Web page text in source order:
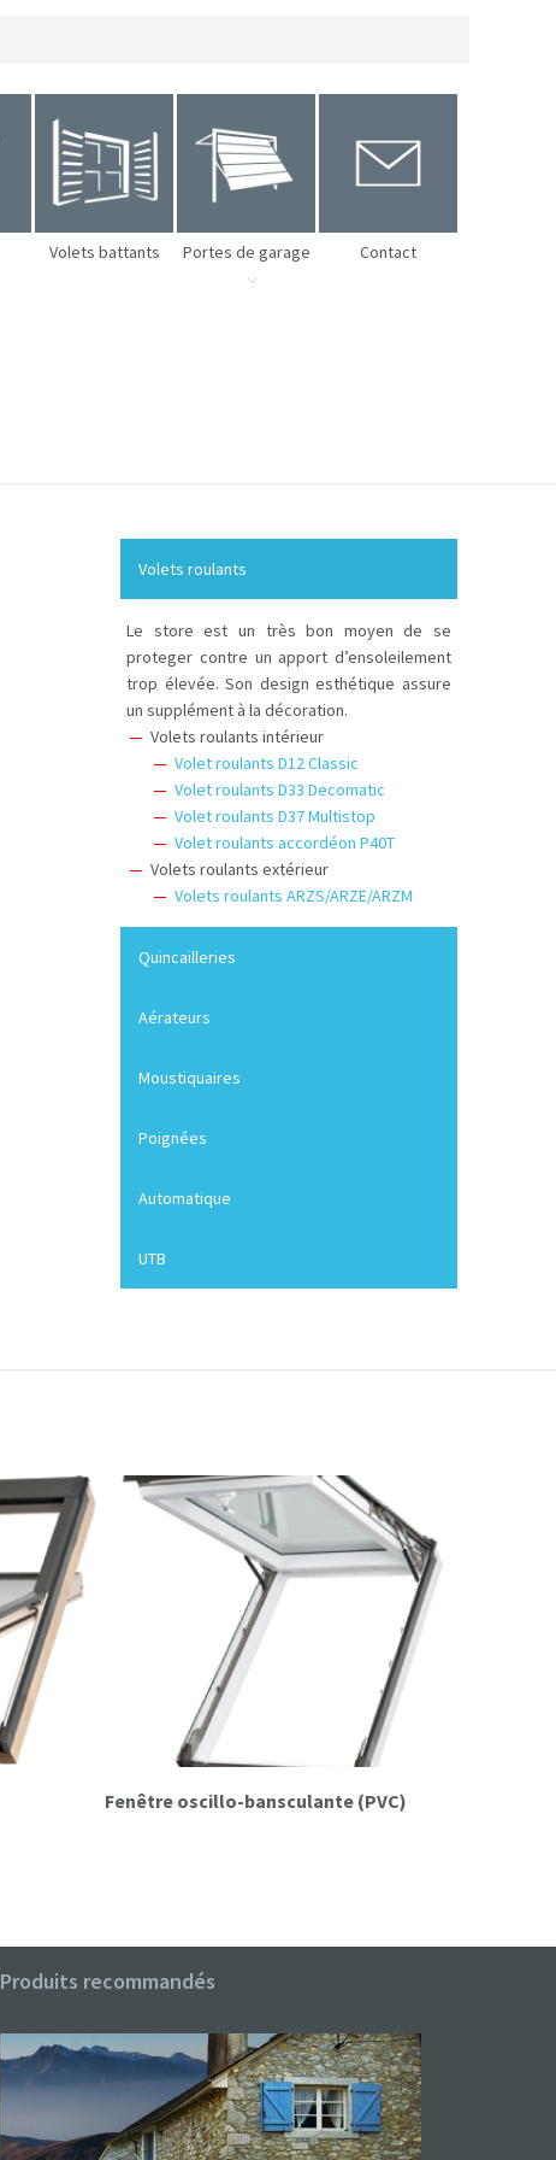
Volets battants Portes de garage Contact
Volets roulants
Le store est un très bon moyen de se
proteger contre un apport d’ensoleilement
trop élevée. Son design esthétique assure
un supplément à la décoration.
Volets roulants intérieur
Volet roulants D12 Classic
Volet roulants D33 Decomatic
Volet roulants D37 Multistop
Volet roulants accordéon P40T
Volets roulants extérieur
Volets roulants ARZS/ARZE/ARZM
Quincailleries
Aérateurs
Moustiquaires
Poignées
Automatique
UTB
Fenêtre oscillo-bansculante (PVC)
Produits recommandés